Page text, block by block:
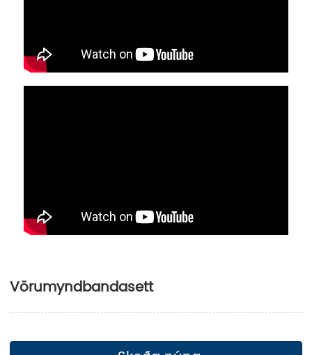
Vörumyndbandasett